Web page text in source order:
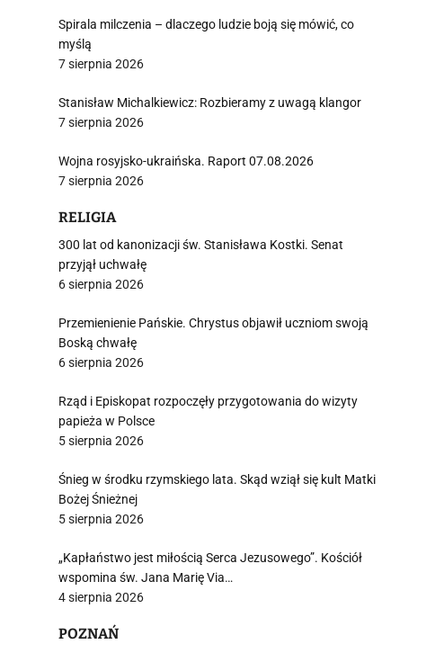
Spirala milczenia – dlaczego ludzie boją się mówić, co
myślą
7 sierpnia 2026
Stanisław Michalkiewicz: Rozbieramy z uwagą klangor
7 sierpnia 2026
Wojna rosyjsko-ukraińska. Raport 07.08.2026
7 sierpnia 2026
RELIGIA
300 lat od kanonizacji św. Stanisława Kostki. Senat
przyjął uchwałę
6 sierpnia 2026
Przemienienie Pańskie. Chrystus objawił uczniom swoją
Boską chwałę
6 sierpnia 2026
Rząd i Episkopat rozpoczęły przygotowania do wizyty
papieża w Polsce
5 sierpnia 2026
Śnieg w środku rzymskiego lata. Skąd wziął się kult Matki
Bożej Śnieżnej
5 sierpnia 2026
„Kapłaństwo jest miłością Serca Jezusowego”. Kościół
wspomina św. Jana Marię Via…
4 sierpnia 2026
POZNAŃ